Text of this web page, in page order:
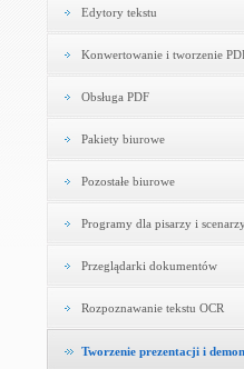
Edytory tekstu
Konwertowanie i tworzenie
Obsługa PDF
Pakiety biurowe
Pozostałe biurowe
Programy dla pisarzy i
Przeglądarki dokumentów
Rozpoznawanie tekstu OCR
Tworzenie prezentacji i